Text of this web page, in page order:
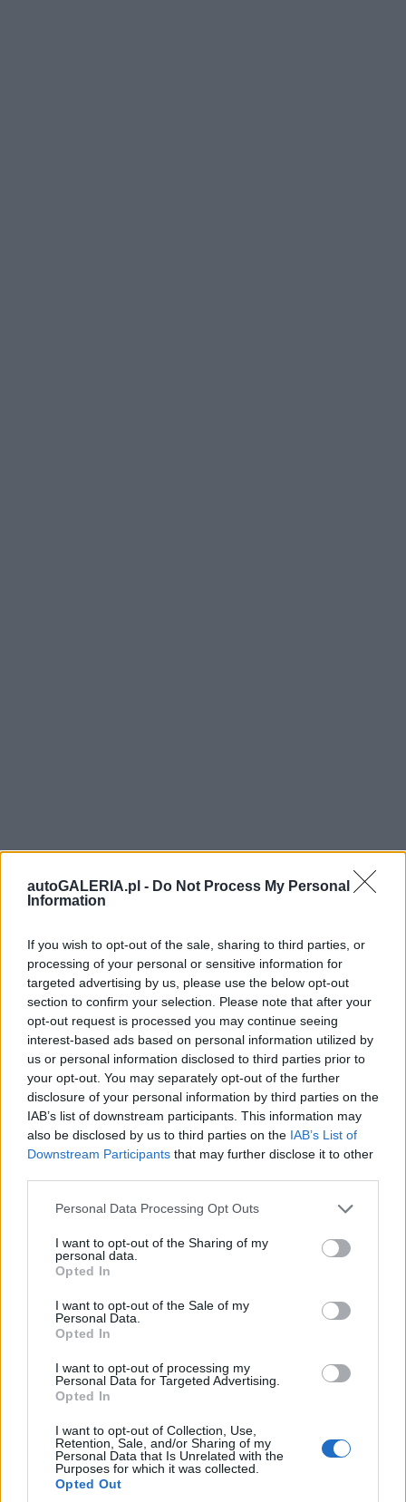
autoGALERIA.pl - Do Not Process My Personal
Information
If you wish to opt-out of the sale, sharing to third parties, or
processing of your personal or sensitive information for
targeted advertising by us, please use the below opt-out
section to confirm your selection. Please note that after your
opt-out request is processed you may continue seeing
interest-based ads based on personal information utilized by
us or personal information disclosed to third parties prior to
your opt-out. You may separately opt-out of the further
disclosure of your personal information by third parties on the
IAB’s list of downstream participants. This information may
also be disclosed by us to third parties on the IAB’s List of
Downstream Participants that may further disclose it to other
Please note that this website/app uses one or more Google
not limited to your visit or usage behaviour. You may click to
grant or deny consent to Google and its third-party tags to
use your data for below specified purposes in below Google
consent section.
Personal Data Processing Opt Outs
I want to opt-out of the Sharing of my
personal data.
Opted In
I want to opt-out of the Sale of my
Personal Data.
Opted In
I want to opt-out of processing my
Personal Data for Targeted Advertising.
Opted In
I want to opt-out of Collection, Use,
Retention, Sale, and/or Sharing of my
Personal Data that Is Unrelated with the
Purposes for which it was collected.
Opted Out